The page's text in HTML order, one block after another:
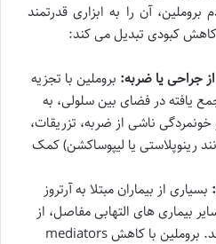
آن را به ابزاری قدرتمند
کاهش کبودی تبدیل می کند:
جراحی یا ضربه: بروملین با تجزیه
یافته در فضای بین سلولی، به
ناشی از ضربه، تزریقات،
رینوپلاستی یا لیپوساکشن) کمک
بسیاری از بیماران مبتلا به آرتروز
بیماری های التهابی مفاصل، از
درد و خشکی رنج می برند. بروملین با کاهش mediators